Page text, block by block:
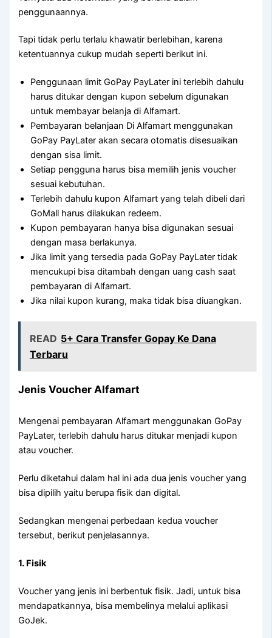
penggunaannya.
Tapi tidak perlu terlalu khawatir berlebihan, karena
ketentuannya cukup mudah seperti berikut ini.
Penggunaan limit GoPay PayLater ini terlebih dahulu
harus ditukar dengan kupon sebelum digunakan
untuk membayar belanja di Alfamart.
Pembayaran belanjaan Di Alfamart menggunakan
GoPay PayLater akan secara otomatis disesuaikan
dengan sisa limit.
Setiap pengguna harus bisa memilih jenis voucher
sesuai kebutuhan.
Terlebih dahulu kupon Alfamart yang telah dibeli dari
GoMall harus dilakukan redeem.
Kupon pembayaran hanya bisa digunakan sesuai
dengan masa berlakunya.
Jika limit yang tersedia pada GoPay PayLater tidak
mencukupi bisa ditambah dengan uang cash saat
pembayaran di Alfamart.
Jika nilai kupon kurang, maka tidak bisa diuangkan.
READ 5+ Cara Transfer Gopay Ke Dana
Terbaru
Jenis Voucher Alfamart
Mengenai pembayaran Alfamart menggunakan GoPay
PayLater, terlebih dahulu harus ditukar menjadi kupon
atau voucher.
Perlu diketahui dalam hal ini ada dua jenis voucher yang
bisa dipilih yaitu berupa fisik dan digital.
Sedangkan mengenai perbedaan kedua voucher
tersebut, berikut penjelasannya.
1. Fisik
Voucher yang jenis ini berbentuk fisik. Jadi, untuk bisa
mendapatkannya, bisa membelinya melalui aplikasi
GoJek.